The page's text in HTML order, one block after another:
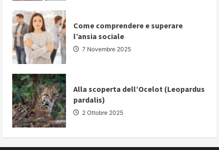
Come comprendere e superare
l’ansia sociale
7 Novembre 2025
Alla scoperta dell’Ocelot (Leopardus
pardalis)
2 Ottobre 2025